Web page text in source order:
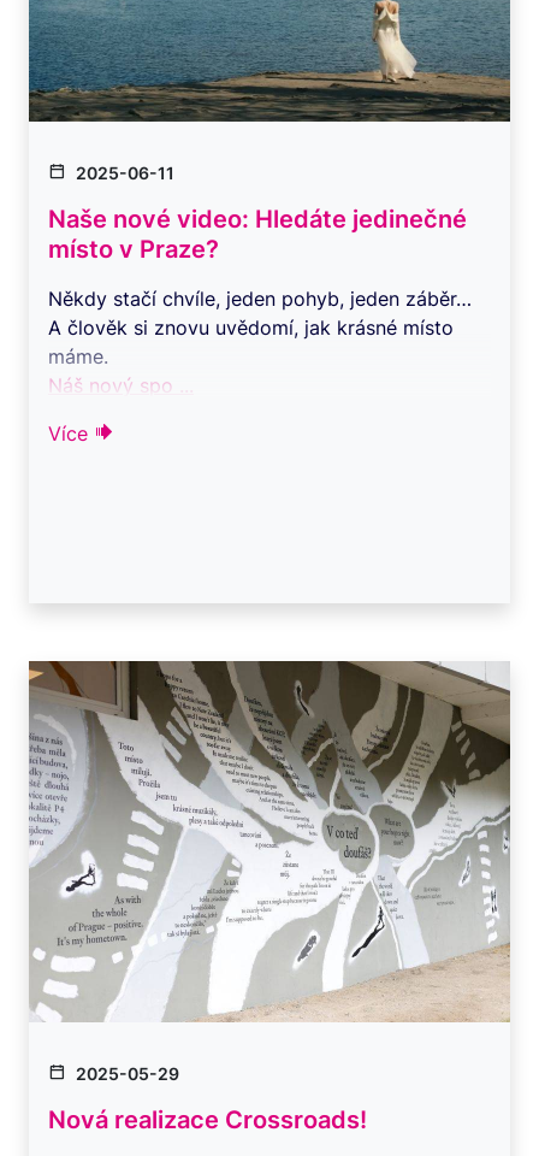
2025-06-11
Naše nové video: Hledáte jedinečné
místo v Praze?
Někdy stačí chvíle, jeden pohyb, jeden záběr…
A člověk si znovu uvědomí, jak krásné místo
máme.
Náš nový spo ...
Více
2025-05-29
Nová realizace Crossroads!